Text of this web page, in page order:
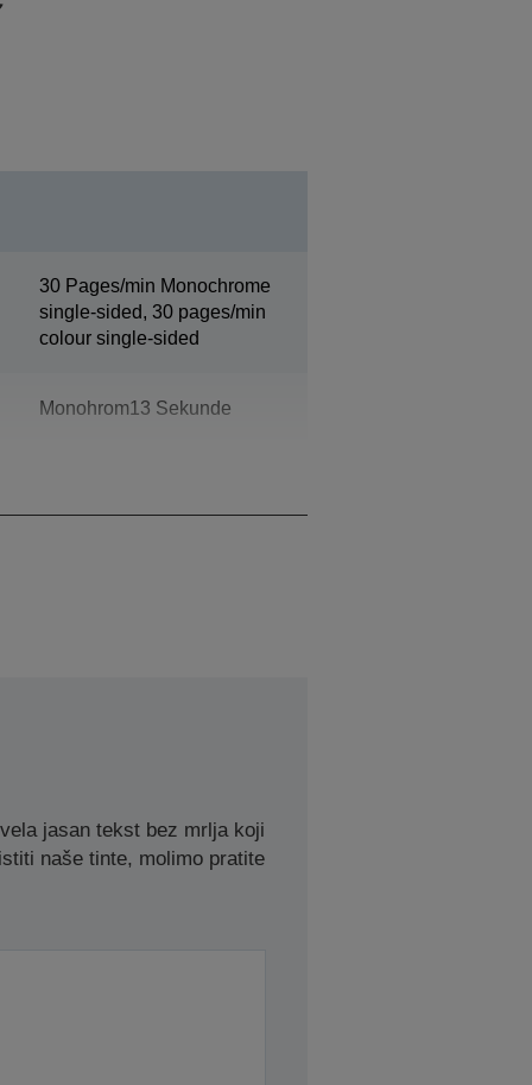
30 Pages/min Monochrome
single-sided, 30 pages/min
colour single-sided
Monohrom13 Sekunde
jasan tekst bez mrlja koji
naše tinte, molimo pratite